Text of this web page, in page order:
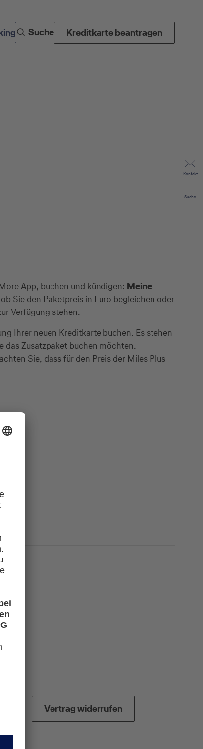
Suche Kreditkarte beantragen
Kontakt
Suche
App, buchen und kündigen: Meine
Sie den Paketpreis in Euro begleichen oder
Verfügung stehen.
Ihrer neuen Kreditkarte buchen. Es stehen
das Zusatzpaket buchen möchten.
Sie, dass für den Preis der Miles Plus
Vertrag widerrufen